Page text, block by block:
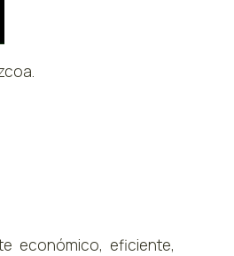
económico, eficiente,